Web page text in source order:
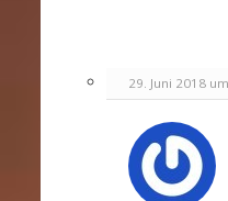
29. Juni 2018